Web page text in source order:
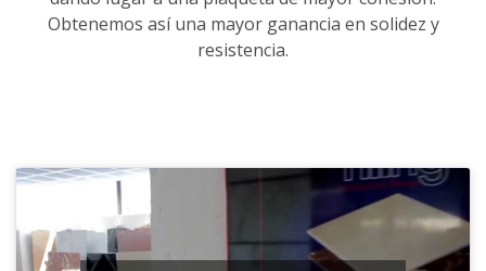
Obtenemos así una mayor ganancia en solidez y
resistencia.